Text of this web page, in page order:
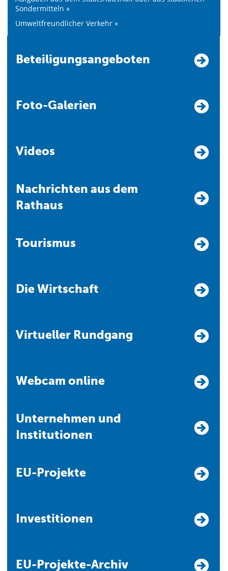
Sondermitteln »
Umweltfreundlicher Verkehr »
Beteiligungsangeboten
Foto-Galerien
Videos
Nachrichten aus dem
Rathaus
Tourismus
Die Wirtschaft
Virtueller Rundgang
Webcam online
Unternehmen und
Institutionen
EU-Projekte
Investitionen
EU-Projekte-Archiv